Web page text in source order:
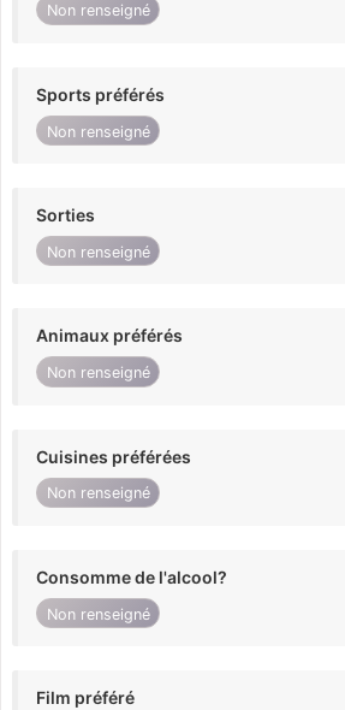
Non renseigné
Sports préférés
Non renseigné
Sorties
Non renseigné
Animaux préférés
Non renseigné
Cuisines préférées
Non renseigné
Consomme de l'alcool?
Non renseigné
Film préféré